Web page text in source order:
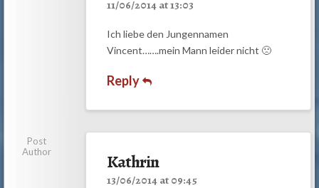
11/06/2014 at 13:03
Ich liebe den Jungennamen
Vincent…….mein Mann leider nicht 🙁
Reply
Post
Author
Kathrin
13/06/2014 at 09:45